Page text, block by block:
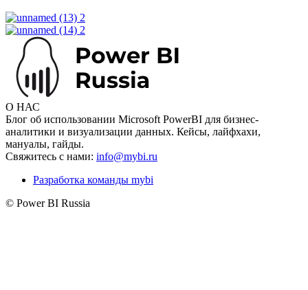
О НАС
Блог об использовании Microsoft PowerBI для бизнес-
аналитики и визуализации данных. Кейсы, лайфхахи,
мануалы, гайды.
Свяжитесь с нами: info@mybi.ru
Разработка команды mybi
© Power BI Russia